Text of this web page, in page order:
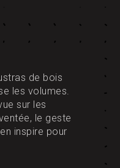
de bois
les volumes.
sur les
le geste
inspire pour